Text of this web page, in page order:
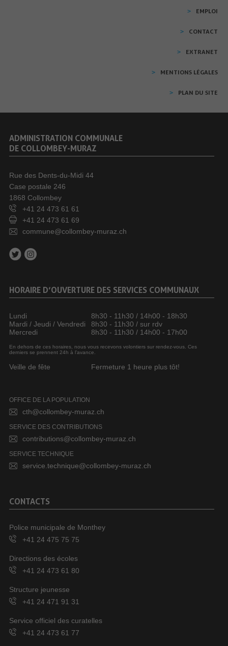
EMPLOI
CONTACT
EXTRANET
MENTIONS LÉGALES
PLAN DU SITE
ADMINISTRATION COMMUNALE
DE COLLOMBEY-MURAZ
Rue des Dents-du-Midi 44
Case postale 246
1868 Collombey
+41 24 473 61 61
+41 24 473 61 69
commune@collombey-muraz.ch
HORAIRE D’OUVERTURE DES SERVICES COMMUNAUX
Lundi
8h30 - 11h30 / 14h00 - 18h30
Mardi / Jeudi / Vendredi
8h30 - 11h30 / sur rdv
Mercredi
8h30 - 11h30 / 14h00 - 17h00
En dehors de ces horaires, nous vous recevons volontiers sur rendez-vous. Ces
derniers se prennent 24h à l’avance.
Veille de fête Fermeture 1 heure plus tôt!
OFFICE DE LA POPULATION
cth@collombey-muraz.ch
SERVICE DES CONTRIBUTIONS
contributions@collombey-muraz.ch
SERVICE TECHNIQUE
service.technique@collombey-muraz.ch
CONTACTS
Police municipale de Monthey
+41 24 475 75 75
Directions des écoles
+41 24 473 61 80
Structure jeunesse
+41 24 471 91 31
Service officiel des curatelles
+41 24 473 61 77